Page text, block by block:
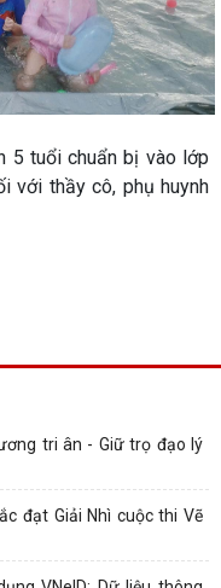
5 tuổi chuẩn bị vào lớp
với thầy cô, phụ huynh
tri ân - Giữ trọ đạo lý
đạt Giải Nhì cuộc thi Vẽ